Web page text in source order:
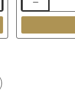
за
CHAMPION